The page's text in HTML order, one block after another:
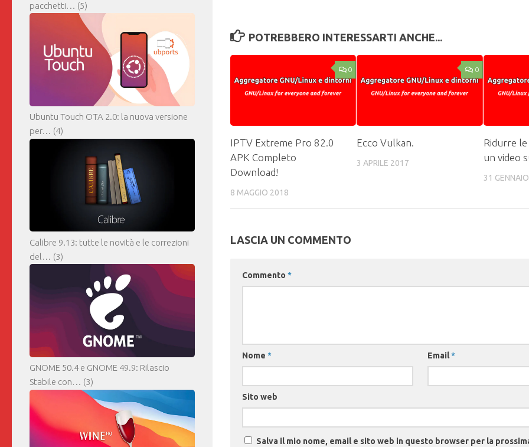
POTREBBERO INTERESSARTI ANCHE...
0
IPTV Extreme Pro 82.0
APK Completo
Download!
8 MAGGIO 2018
0
Ecco Vulkan.
3 APRILE 2017
Ridurre le
un video
31
LASCIA UN COMMENTO
Commento *
Nome * Email*
Sito web
Salva il mio nome, email e sito web in questo browser per la
pacchetti… (5)
Ubuntu Touch OTA 2.0: la nuova versione
per… (4)
Calibre 9.13: tutte le novità e le correzioni
del… (3)
GNOME 50.4 e GNOME 49.9: Rilascio
Stabile con… (3)